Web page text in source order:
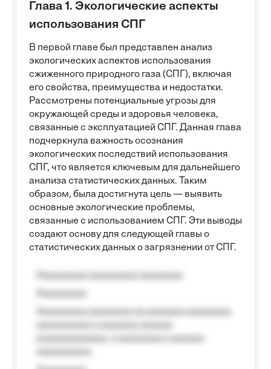
Глава 1. Экологические аспекты
использования СПГ
В первой главе был представлен анализ
экологических аспектов использования
сжиженного природного газа (СПГ), включая
его свойства, преимущества и недостатки.
Рассмотрены потенциальные угрозы для
окружающей среды и здоровья человека,
связанные с эксплуатацией СПГ. Данная глава
подчеркнула важность осознания
экологических последствий использования
СПГ, что является ключевым для дальнейшего
анализа статистических данных. Таким
образом, была достигнута цель — выявить
основные экологические проблемы,
связанные с использованием СПГ. Эти выводы
создают основу для следующей главы о
статистических данных о загрязнении от СПГ.